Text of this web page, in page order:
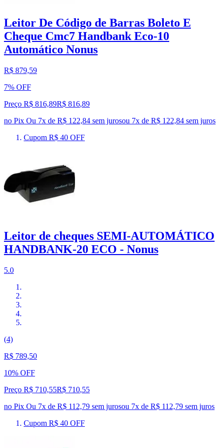
Leitor De Código de Barras Boleto E
Cheque Cmc7 Handbank Eco-10
Automático Nonus
R$ 879,59
7% OFF
Preço R$ 816,89R$ 816,89
no Pix Ou 7x de R$ 122,84 sem jurosou 7x de R$ 122,84 sem juros
Cupom R$ 40 OFF
Leitor de cheques SEMI-AUTOMÁTICO
HANDBANK-20 ECO - Nonus
5.0
(4)
R$ 789,50
10% OFF
Preço R$ 710,55R$ 710,55
no Pix Ou 7x de R$ 112,79 sem jurosou 7x de R$ 112,79 sem juros
Cupom R$ 40 OFF